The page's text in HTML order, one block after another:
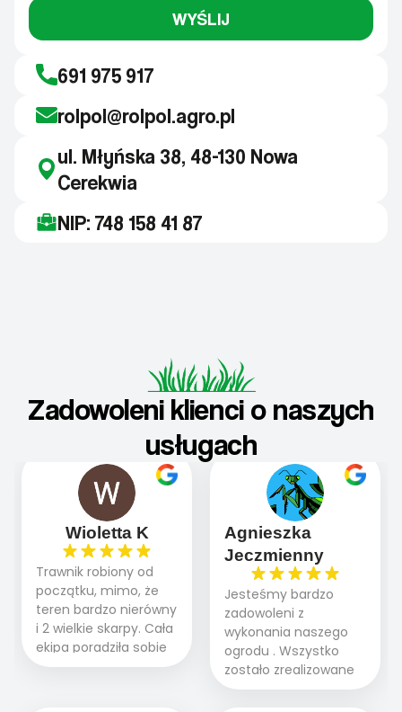
WYŚLIJ
691 975 917
rolpol@rolpol.agro.pl
ul. Młyńska 38, 48-130 Nowa
Cerekwia
NIP: 748 158 41 87
Zadowoleni klienci o naszych
usługach
Wioletta K
Trawnik robiony od
początku, mimo, że
teren bardzo nierówny
i 2 wielkie skarpy. Cała
ekipa poradziła sobie
WSPANIALE od
Agnieszka
Jeczmienny
Jesteśmy bardzo
zadowoleni z
wykonania naszego
ogrodu . Wszystko
zostało zrealizowane
fachowo, rzetelnie i